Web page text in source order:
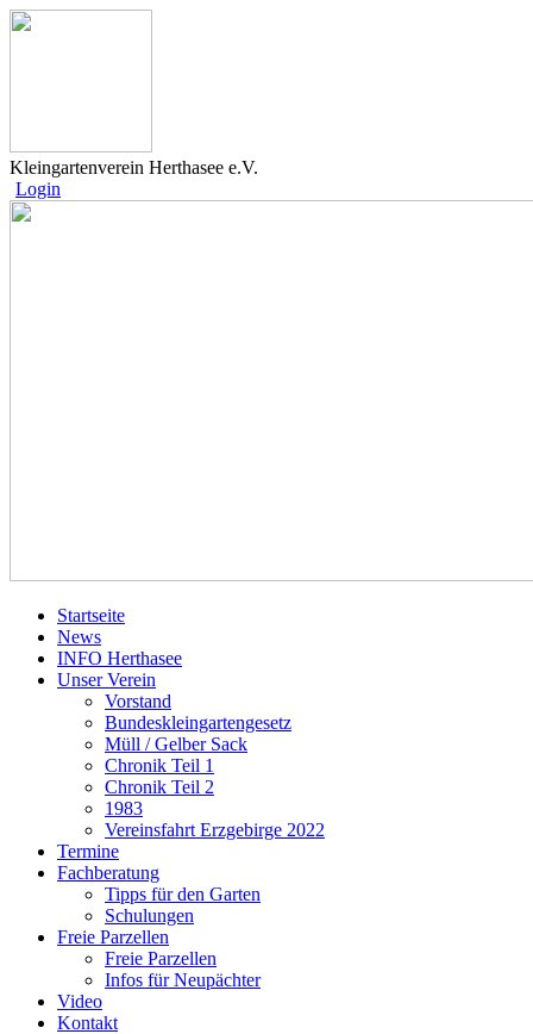
Kleingartenverein Herthasee e.V.
Login
Startseite
News
INFO Herthasee
Unser Verein
Vorstand
Bundeskleingartengesetz
Müll / Gelber Sack
Chronik Teil 1
Chronik Teil 2
1983
Vereinsfahrt Erzgebirge 2022
Termine
Fachberatung
Tipps für den Garten
Schulungen
Freie Parzellen
Freie Parzellen
Infos für Neupächter
Video
Kontakt